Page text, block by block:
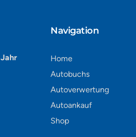
Jahr
Navigation​
Home
Autobuchs
Autoverwertung
Autoankauf
Shop